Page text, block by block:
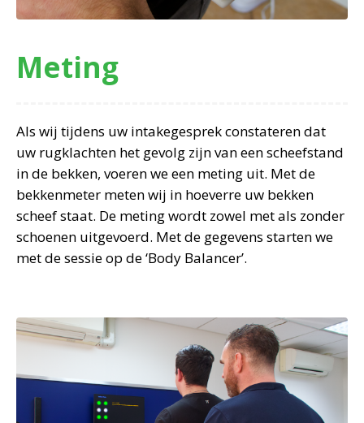
Meting
Als wij tijdens uw intakegesprek constateren dat
uw rugklachten het gevolg zijn van een scheefstand
in de bekken, voeren we een meting uit. Met de
bekkenmeter meten wij in hoeverre uw bekken
scheef staat. De meting wordt zowel met als zonder
schoenen uitgevoerd. Met de gegevens starten we
met de sessie op de ‘Body Balancer’.